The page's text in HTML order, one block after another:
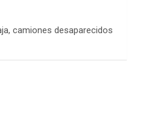
camiones desaparecidos